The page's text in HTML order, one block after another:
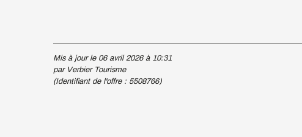
Mis à jour le 06 avril 2026 à 10:31
par Verbier Tourisme
(Identifiant de l'offre : 5508766)